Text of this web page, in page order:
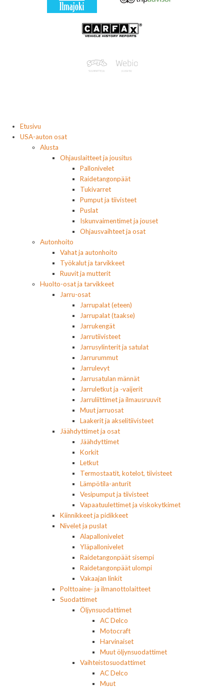
Etusivu
USA-auton osat
Alusta
Ohjauslaitteet ja jousitus
Pallonivelet
Raidetangonpäät
Tukivarret
Pumput ja tiivisteet
Puslat
Iskunvaimentimet ja jouset
Ohjausvaihteet ja osat
Autonhoito
Vahat ja autonhoito
Työkalut ja tarvikkeet
Ruuvit ja mutterit
Huolto-osat ja tarvikkeet
Jarru-osat
Jarrupalat (eteen)
Jarrupalat (taakse)
Jarrukengät
Jarrutiivisteet
Jarrusylinterit ja satulat
Jarrurummut
Jarrulevyt
Jarrusatulan männät
Jarruletkut ja -vaijerit
Jarruliittimet ja ilmausruuvit
Muut jarruosat
Laakerit ja akselitiivisteet
Jäähdyttimet ja osat
Jäähdyttimet
Korkit
Letkut
Termostaatit, kotelot, tiivisteet
Lämpötila-anturit
Vesipumput ja tiivisteet
Vapaatuulettimet ja viskokytkimet
Kiinnikkeet ja pidikkeet
Nivelet ja puslat
Alapallonivelet
Yläpallonivelet
Raidetangonpäät sisempi
Raidetangonpäät ulompi
Vakaajan linkit
Polttoaine- ja ilmanottolaitteet
Suodattimet
Öljynsuodattimet
AC Delco
Motocraft
Harvinaiset
Muut öljynsuodattimet
Vaihteistosuodattimet
AC Delco
Muut